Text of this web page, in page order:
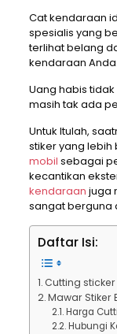
Cat kendaraan
spesialis yang
terlihat belang
kendaraan Anda.
Uang habis
masih tak ada
Untuk Itulah,
stiker yang
mobil sebagai
kecantikan
kendaraan juga
sangat berguna
Daftar Isi:
Cutting
Mawar Stiker
Harga
Hubungi